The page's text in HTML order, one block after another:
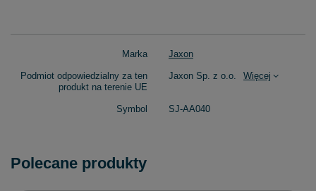
Marka Jaxon
Podmiot odpowiedzialny za ten
produkt na terenie UE
Jaxon Sp. z o.o. Więcej
Symbol SJ-AA040
Polecane produkty